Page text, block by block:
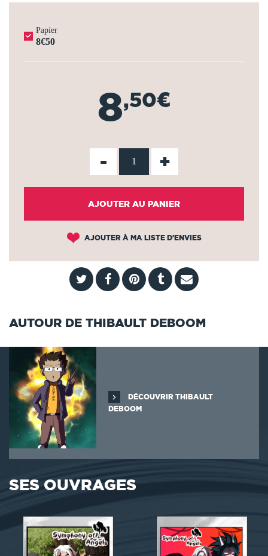
Papier
8€50
8,50€
- +
AJOUTER AU PANIER
AJOUTER À MA LISTE D'ENVIES
AUTOUR DE THIBAULT DEBOOM
DÉCOUVRIR THIBAULT
DEBOOM
SES OUVRAGES